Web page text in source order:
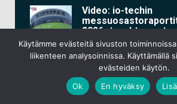
Video: io-techin
2026 -tapahtumasta
3.6.2026
Video: Testissä
All-Wood
Käytämme evästeitä sivuston
liikenteen analysoinnissa. Käyttämällä
evästeiden käytön.
Ok
En hyväksy